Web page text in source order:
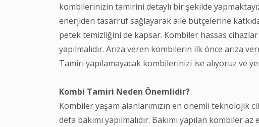
kombilerinizin tamirini detaylı bir şekilde
enerjiden tasarruf sağlayarak aile bütçelerine
petek temizliğini de kapsar. Kombiler hassas
yapılmalıdır. Arıza veren kombilerin ilk önce arıza
Tamiri yapılamayacak kombilerinizi ise alıyoruz ve
Kombi Tamiri Neden Önemlidir?
Kombiler yaşam alanlarımızın en önemli teknolojik
defa bakımı yapılmalıdır. Bakımı yapılan kombiler